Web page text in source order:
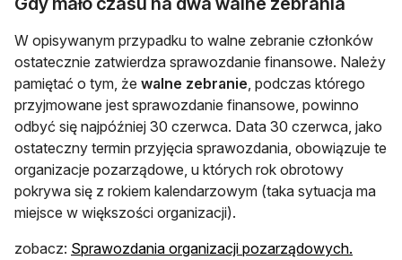
W opisywanym przypadku to walne zebranie członków
ostatecznie zatwierdza sprawozdanie finansowe. Należy
pamiętać o tym, że walne zebranie, podczas którego
przyjmowane jest sprawozdanie finansowe, powinno
odbyć się najpóźniej 30 czerwca. Data 30 czerwca, jako
ostateczny termin przyjęcia sprawozdania, obowiązuje te
organizacje pozarządowe, u których rok obrotowy
pokrywa się z rokiem kalendarzowym (taka sytuacja ma
miejsce w większości organizacji).
zobacz: Sprawozdania organizacji pozarządowych.